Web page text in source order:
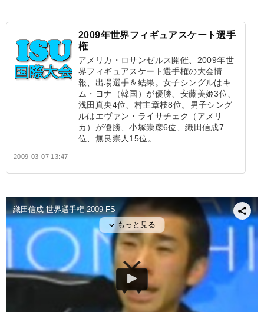
2009年世界フィギュアスケート選手
権
アメリカ・ロサンゼルス開催、2009年世
界フィギュアスケート選手権の大会情
報、出場選手＆結果。女子シングルはキ
ム・ヨナ（韓国）が優勝、安藤美姫3位、
浅田真央4位、村主章枝8位。男子シング
ルはエヴァン・ライサチェク（アメリ
カ）が優勝、小塚崇彦6位、織田信成7
位、無良崇人15位。
2009-03-07 13:47